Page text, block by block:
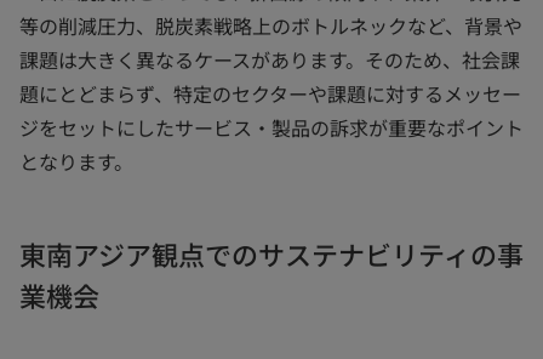
等の削減圧力、脱炭素戦略上のボトルネックなど、背景や
課題は大きく異なるケースがあります。そのため、社会課
題にとどまらず、特定のセクターや課題に対するメッセー
ジをセットにしたサービス・製品の訴求が重要なポイント
となります。
東南アジア観点でのサステナビリティの事
業機会